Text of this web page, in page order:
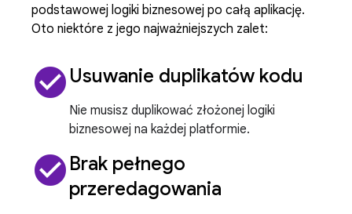
podstawowej logiki biznesowej po całą aplikację.
Oto niektóre z jego najważniejszych zalet:
check_circle Usuwanie duplikatów kodu
Nie musisz duplikować złożonej logiki
biznesowej na każdej platformie.
check_circle Brak pełnego
przeredagowania